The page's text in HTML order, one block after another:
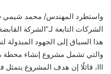
واستطرد المهندس/ محمد شيمي
الشركات التابعة لـ”الشركة
هذا السياق إلى الجهود المبذولة